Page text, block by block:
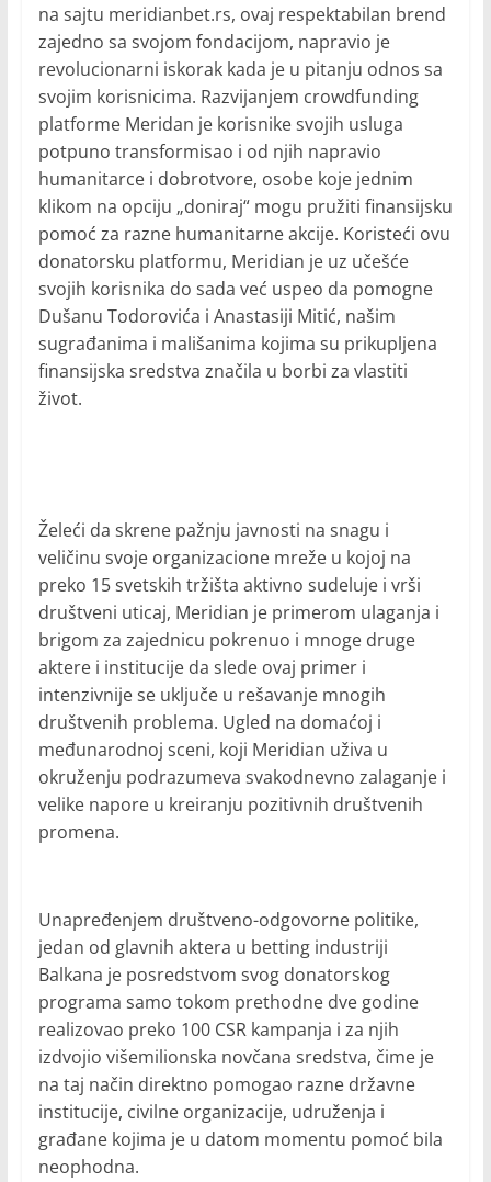
na sajtu meridianbet.rs, ovaj respektabilan brend
zajedno sa svojom fondacijom, napravio je
revolucionarni iskorak kada je u pitanju odnos sa
svojim korisnicima. Razvijanjem crowdfunding
platforme Meridan je korisnike svojih usluga
potpuno transformisao i od njih napravio
humanitarce i dobrotvore, osobe koje jednim
klikom na opciju „doniraj“ mogu pružiti finansijsku
pomoć za razne humanitarne akcije. Koristeći ovu
donatorsku platformu, Meridian je uz učešće
svojih korisnika do sada već uspeo da pomogne
Dušanu Todorovića i Anastasiji Mitić, našim
sugrađanima i mališanima kojima su prikupljena
finansijska sredstva značila u borbi za vlastiti
život.
Želeći da skrene pažnju javnosti na snagu i
veličinu svoje organizacione mreže u kojoj na
preko 15 svetskih tržišta aktivno sudeluje i vrši
društveni uticaj, Meridian je primerom ulaganja i
brigom za zajednicu pokrenuo i mnoge druge
aktere i institucije da slede ovaj primer i
intenzivnije se uključe u rešavanje mnogih
društvenih problema. Ugled na domaćoj i
međunarodnoj sceni, koji Meridian uživa u
okruženju podrazumeva svakodnevno zalaganje i
velike napore u kreiranju pozitivnih društvenih
promena.
Unapređenjem društveno-odgovorne politike,
jedan od glavnih aktera u betting industriji
Balkana je posredstvom svog donatorskog
programa samo tokom prethodne dve godine
realizovao preko 100 CSR kampanja i za njih
izdvojio višemilionska novčana sredstva, čime je
na taj način direktno pomogao razne državne
institucije, civilne organizacije, udruženja i
građane kojima je u datom momentu pomoć bila
neophodna.